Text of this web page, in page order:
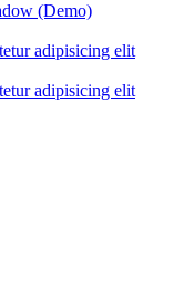
(Demo)
adipisicing elit
adipisicing elit